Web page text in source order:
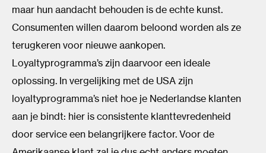
maar hun aandacht behouden is de echte kunst.
Consumenten willen daarom beloond worden als ze
terugkeren voor nieuwe aankopen.
Loyaltyprogramma’s zijn daarvoor een ideale
oplossing. In vergelijking met de USA zijn
loyaltyprogramma’s niet hoe je Nederlandse klanten
aan je bindt: hier is consistente klanttevredenheid
door service een belangrijkere factor. Voor de